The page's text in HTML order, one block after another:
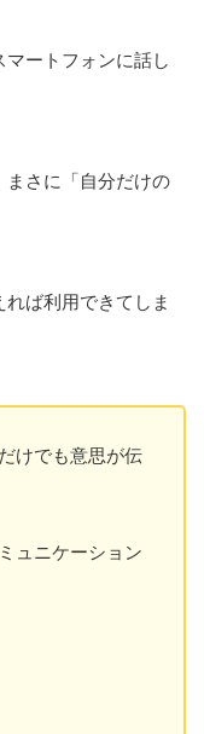
ートフォンに話し
さに「自分だけの
ば利用できてしま
けでも意思が伝
ュニケーション